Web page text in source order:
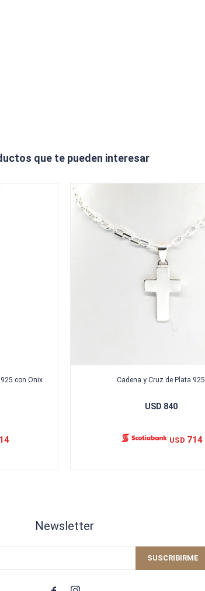
que te pueden interesar
con Onix Cadena y Cruz de Plata 925
USD 840
USD 714
Newsletter
SUSCRIBIRME